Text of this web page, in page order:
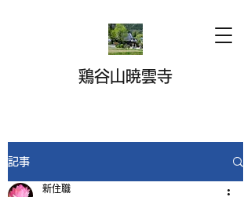
鶏谷山暁雲寺
記事
新住職